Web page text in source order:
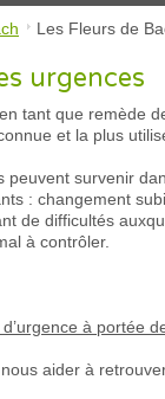
Les Fleurs de
urgences
tant que remède
et la plus
survenir
: changement
de difficultés
à contrôler.
à portée
aider à